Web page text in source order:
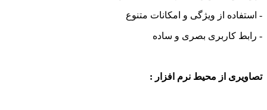
از ویژگی و امکانات متنوع
کاربری بصری و ساده
از محیط نرم افزار :